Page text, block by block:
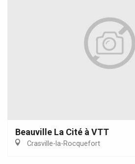
Beauville La Cité à VTT
Crasville-la-Rocquefort